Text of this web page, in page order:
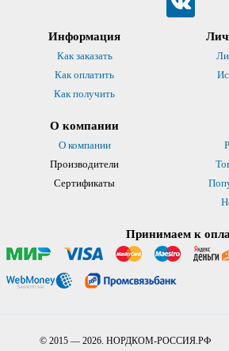
Информация
Как заказать
Как оплатить
Как получить
О компании
О компании
Производители
Сертификаты
Принимаем к
© 2015 — 2026. НОРДКОМ-РОССИЯ.РФ